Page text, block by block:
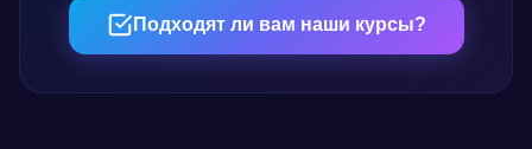
Пройдите аттестацию
Итоговый онлайн-тест или выпускная
Подходят ли вам наши курсы?